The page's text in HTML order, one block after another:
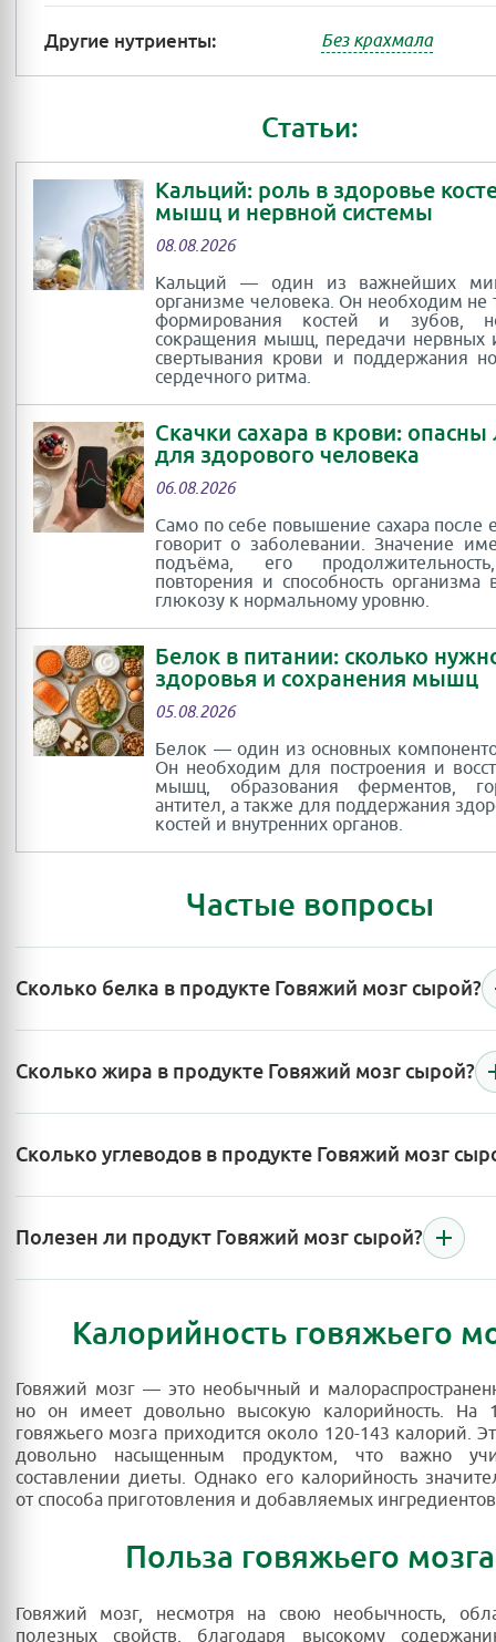
Другие нутриенты: Без крахмала
Статьи:
Кальций: роль в здоровье
мышц и нервной системы
08.08.2026
Кальций — один из важнейших
организме человека. Он необходим не
формирования костей и зубов,
сокращения мышц, передачи нервных
свертывания крови и поддержания
сердечного ритма.
Скачки сахара в крови: опасны
для здорового человека
06.08.2026
Само по себе повышение сахара после
говорит о заболевании. Значение
подъёма, его
повторения и способность организма
глюкозу к нормальному уровню.
Белок в питании: сколько
здоровья и сохранения мышц
05.08.2026
Белок — один из основных
Он необходим для построения и
мышц, образования ферментов,
антител, а также для поддержания
костей и внутренних органов.
Частые вопросы
Сколько белка в продукте Говяжий мозг сырой?
Сколько жира в продукте Говяжий мозг сырой?
Сколько углеводов в продукте Говяжий мозг
Полезен ли продукт Говяжий мозг сырой?
Калорийность говяжьего
Говяжий мозг — это необычный и
но он имеет довольно высокую калорийность. На
говяжьего мозга приходится около 120-143 калорий.
довольно насыщенным продуктом, что важно
составлении диеты. Однако его калорийность
от способа приготовления и добавляемых
Польза говяжьего мозга
Говяжий мозг, несмотря на свою необычность,
полезных свойств, благодаря высокому